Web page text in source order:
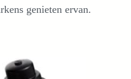
genieten ervan.